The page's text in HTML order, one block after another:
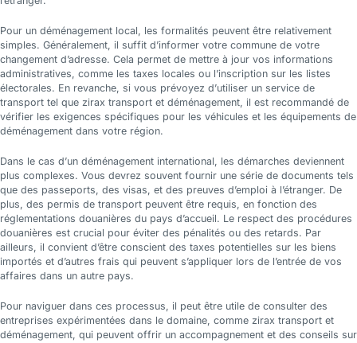
Pour un déménagement local, les formalités peuvent être relativement
simples. Généralement, il suffit d’informer votre commune de votre
changement d’adresse. Cela permet de mettre à jour vos informations
administratives, comme les taxes locales ou l’inscription sur les listes
électorales. En revanche, si vous prévoyez d’utiliser un service de
transport tel que zirax transport et déménagement, il est recommandé de
vérifier les exigences spécifiques pour les véhicules et les équipements de
déménagement dans votre région.
Dans le cas d’un déménagement international, les démarches deviennent
plus complexes. Vous devrez souvent fournir une série de documents tels
que des passeports, des visas, et des preuves d’emploi à l’étranger. De
plus, des permis de transport peuvent être requis, en fonction des
réglementations douanières du pays d’accueil. Le respect des procédures
douanières est crucial pour éviter des pénalités ou des retards. Par
ailleurs, il convient d’être conscient des taxes potentielles sur les biens
importés et d’autres frais qui peuvent s’appliquer lors de l’entrée de vos
affaires dans un autre pays.
Pour naviguer dans ces processus, il peut être utile de consulter des
entreprises expérimentées dans le domaine, comme zirax transport et
déménagement, qui peuvent offrir un accompagnement et des conseils sur